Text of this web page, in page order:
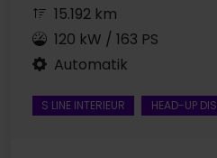
15.192 km
120 kW / 163 PS
Automatik
S LINE INTERIEUR HEAD-UP